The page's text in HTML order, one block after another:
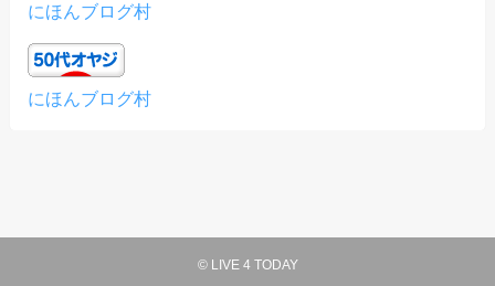
にほんブログ村
にほんブログ村
©LIVE 4 TODAY